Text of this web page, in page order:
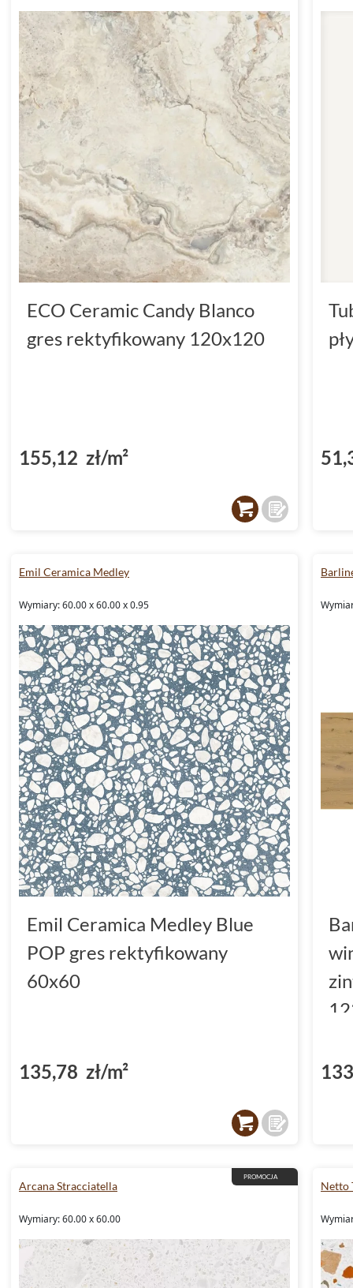
ECO Ceramic Candy Blanco
gres rektyfikowany 120x120
155,12 zł/m²
Emil Ceramica Medley
Wymiary: 60.00 x 60.00 x 0.95
Emil Ceramica Medley Blue
POP gres rektyfikowany
60x60
135,78 zł/m²
PROMOCJA
Arcana Stracciatella
Wymiary: 60.00 x 60.00
Netto